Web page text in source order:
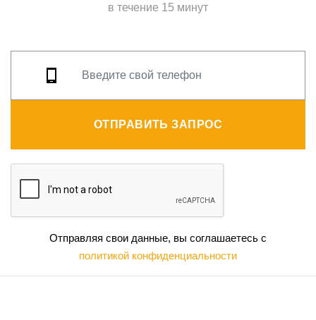
в течение 15 минут
ОТПРАВИТЬ ЗАПРОС
Отправляя свои данные, вы соглашаетесь с
политикой конфиденциальности